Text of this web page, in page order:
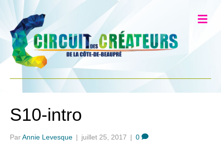
S10-intro
ParAnnie Levesque | juillet 25, 2017 | 0